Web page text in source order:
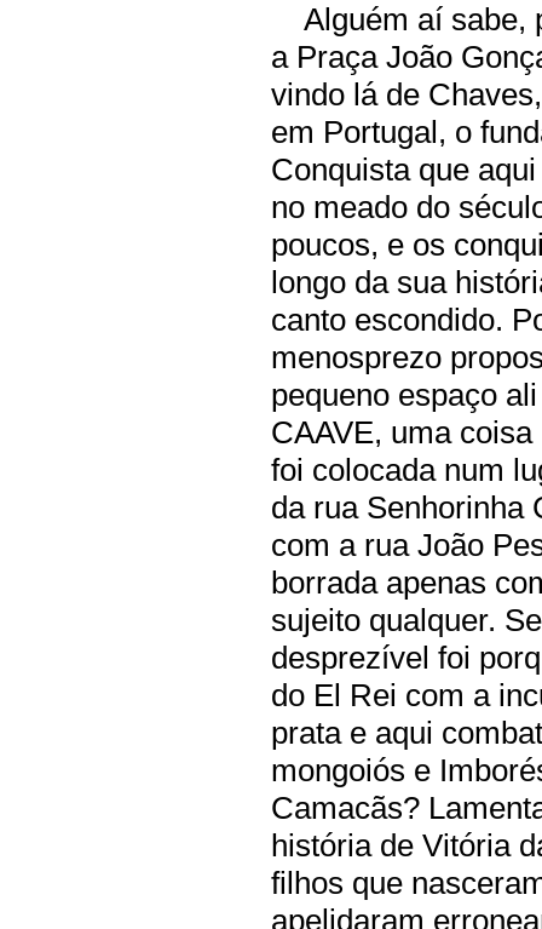
Alguém aí sabe,
a Praça João
vindo lá de
em Portugal, o
Conquista que
no meado do
poucos, e os
longo da sua
canto escondido.
menosprezo
pequeno espaço
CAAVE, uma
foi colocada num
da rua Senhorinha
com a rua João
borrada apenas
sujeito qualquer.
desprezível foi
do El Rei com a
prata e aqui
mongoiós e
Camacãs?
história de Vitória
filhos que
apelidaram